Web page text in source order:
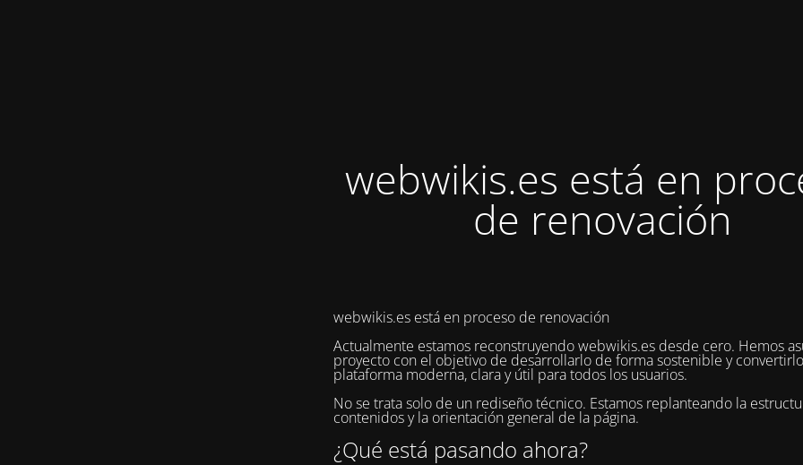
webwikis.es está en
de renovación
webwikis.es está en proceso de renovación
Actualmente estamos reconstruyendo webwikis.es desde cero. Hemos
proyecto con el objetivo de desarrollarlo de forma sostenible y
plataforma moderna, clara y útil para todos los usuarios.
No se trata solo de un rediseño técnico. Estamos replanteando la
contenidos y la orientación general de la página.
¿Qué está pasando ahora?